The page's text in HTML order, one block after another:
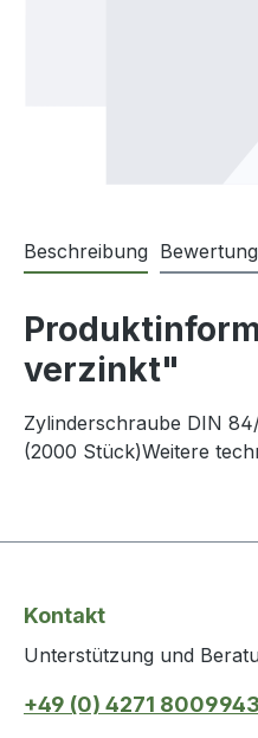
Beschreibung
verzinkt"
Zylinderschraube DIN
(2000 Stück)Weitere
Kontakt
Unterstützung und
+49 (0) 4271 8009943